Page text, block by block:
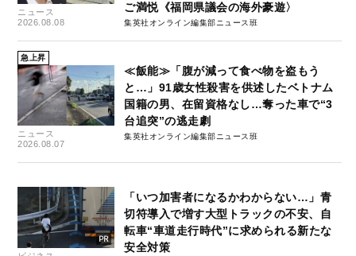
ニュース
2026.08.08
ご満悦《福岡県議会の海外豪遊〉
集英社オンライン編集部ニュース班
急上昇
ニュース
2026.08.07
≪飯能≫「腹が減って食べ物を盗もう
と…」91歳女性殺害を供述したベトナム
国籍の男、在留資格なし…奪った車で“3
台追突”の逃走劇
集英社オンライン編集部ニュース班
「いつ加害者になるかわからない…」青
切符導入で増す大型トラックの不安、自
転車“車道走行時代”に求められる新たな
安全対策